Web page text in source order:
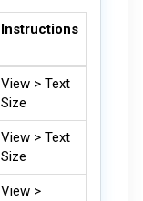
Instructions
View > Text
Size
View > Text
Size
View >